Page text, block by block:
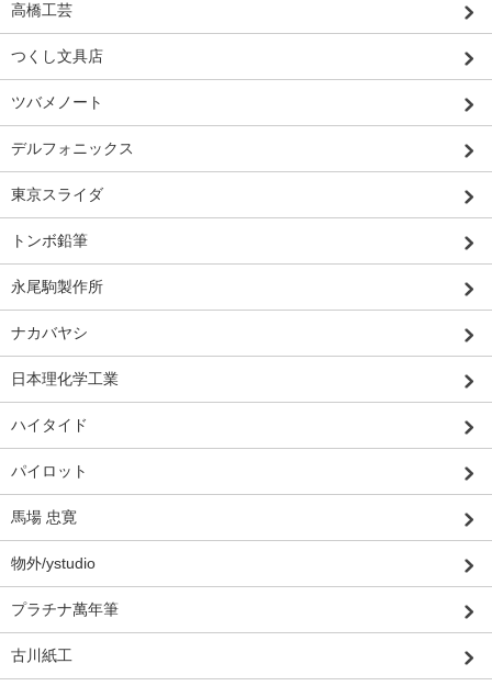
高橋工芸
つくし文具店
ツバメノート
デルフォニックス
東京スライダ
トンボ鉛筆
永尾駒製作所
ナカバヤシ
日本理化学工業
ハイタイド
パイロット
馬場 忠寛
物外/ystudio
プラチナ萬年筆
古川紙工